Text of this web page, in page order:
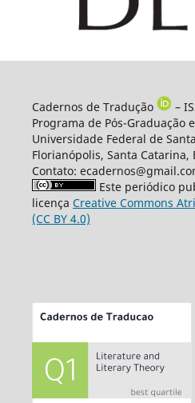
Cadernos de Tradução
–
Programa de Pós-Graduação
Universidade Federal de
Florianópolis, Santa Catarina,
Contato:
Este periódico
licença Creative Commons
(CC BY 4.0)